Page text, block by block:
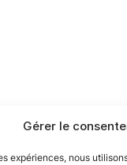
Gérer le
expériences, nous